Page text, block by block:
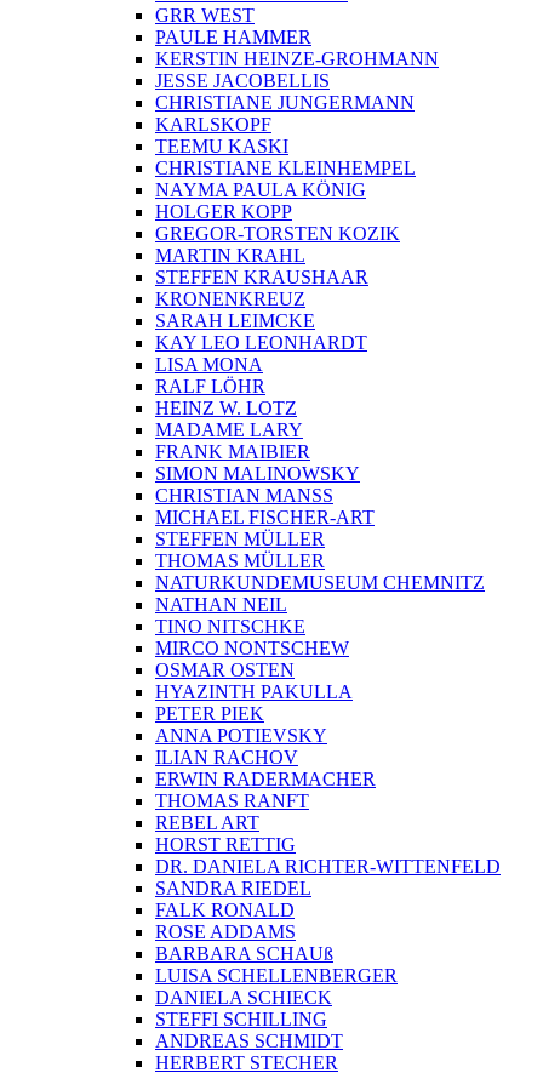
GRR WEST
PAULE HAMMER
KERSTIN HEINZE-GROHMANN
JESSE JACOBELLIS
CHRISTIANE JUNGERMANN
KARLSKOPF
TEEMU KASKI
CHRISTIANE KLEINHEMPEL
NAYMA PAULA KÖNIG
HOLGER KOPP
GREGOR-TORSTEN KOZIK
MARTIN KRAHL
STEFFEN KRAUSHAAR
KRONENKREUZ
SARAH LEIMCKE
KAY LEO LEONHARDT
LISA MONA
RALF LÖHR
HEINZ W. LOTZ
MADAME LARY
FRANK MAIBIER
SIMON MALINOWSKY
CHRISTIAN MANSS
MICHAEL FISCHER-ART
STEFFEN MÜLLER
THOMAS MÜLLER
NATURKUNDEMUSEUM CHEMNITZ
NATHAN NEIL
TINO NITSCHKE
MIRCO NONTSCHEW
OSMAR OSTEN
HYAZINTH PAKULLA
PETER PIEK
ANNA POTIEVSKY
ILIAN RACHOV
ERWIN RADERMACHER
THOMAS RANFT
REBEL ART
HORST RETTIG
DR. DANIELA RICHTER-WITTENFELD
SANDRA RIEDEL
FALK RONALD
ROSE ADDAMS
BARBARA SCHAUß
LUISA SCHELLENBERGER
DANIELA SCHIECK
STEFFI SCHILLING
ANDREAS SCHMIDT
HERBERT STECHER